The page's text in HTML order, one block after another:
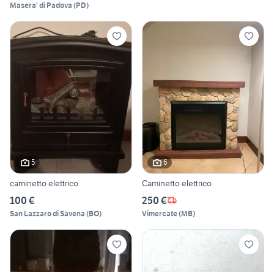
Masera' di Padova (PD)
5
caminetto elettrico
100 €
San Lazzaro di Savena (BO)
6
Caminetto elettrico
250 €
Vimercate(MB)